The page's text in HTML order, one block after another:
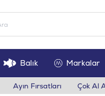
Balık Markalar
Ayın Fırsatları Çok Al